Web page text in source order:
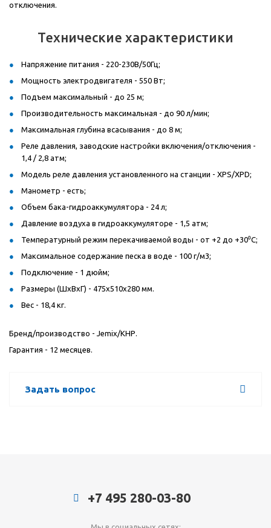
отключения.
Технические характеристики
Напряжение питания - 220-230В/50Гц;
Мощность электродвигателя - 550 Вт;
Подъем максимальный - до 25 м;
Производительность максимальная - до 90 л/мин;
Максимальная глубина всасывания - до 8 м;
Реле давления, заводские настройки включения/отключения -
1,4 / 2,8 атм;
Модель реле давления установленного на станции - XPS/XPD;
Манометр - есть;
Объем бака-гидроаккумулятора - 24 л;
Давление воздуха в гидроаккумуляторе - 1,5 атм;
Температурный режим перекачиваемой воды - от +2 до +30⁰С;
Максимальное содержание песка в воде - 100 г/м3;
Подключение - 1 дюйм;
Размеры (ШxВxГ) - 475х510х280 мм.
Вес - 18,4 кг.
Бренд/производство - Jemix/КНР.
Гарантия - 12 месяцев.
Задать вопрос
+7 495 280-03-80